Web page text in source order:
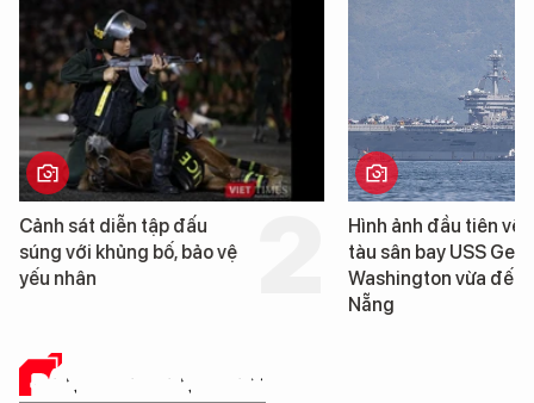
Hình ảnh đầu tiên về siêu
tàu sân bay USS George
Cận cảnh
tống tàu
George
ĐÁNH GIÁ SẢN PHẨM